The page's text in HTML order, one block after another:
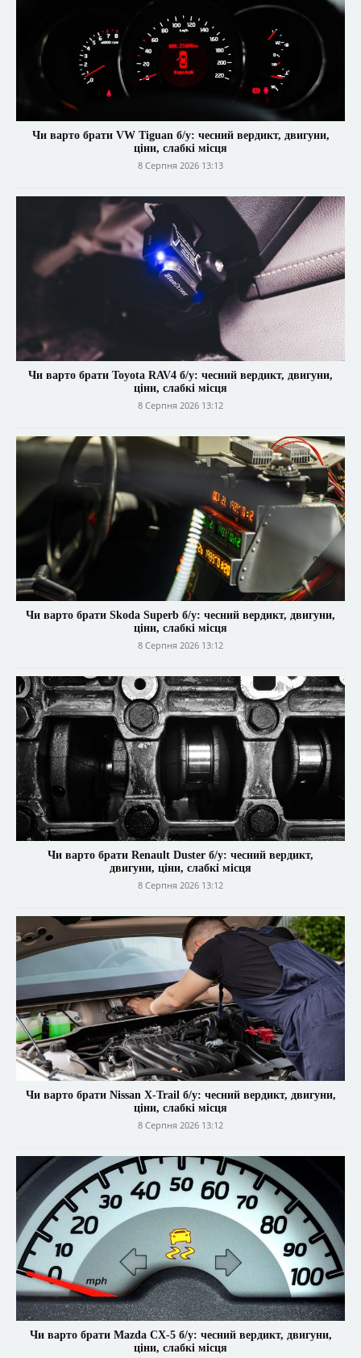
Чи варто брати VW Tiguan б/у: чесний вердикт, двигуни,
ціни, слабкі місця
8 Серпня 2026 13:13
Чи варто брати Toyota RAV4 б/у: чесний вердикт, двигуни,
ціни, слабкі місця
8 Серпня 2026 13:12
Чи варто брати Skoda Superb б/у: чесний вердикт, двигуни,
ціни, слабкі місця
8 Серпня 2026 13:12
Чи варто брати Renault Duster б/у: чесний вердикт,
двигуни, ціни, слабкі місця
8 Серпня 2026 13:12
Чи варто брати Nissan X-Trail б/у: чесний вердикт, двигуни,
ціни, слабкі місця
8 Серпня 2026 13:12
Чи варто брати Mazda CX-5 б/у: чесний вердикт, двигуни,
ціни, слабкі місця